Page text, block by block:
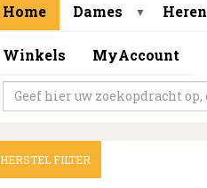
Home Dames ▼ Heren
Winkels MyAccount
HERSTEL FILTER